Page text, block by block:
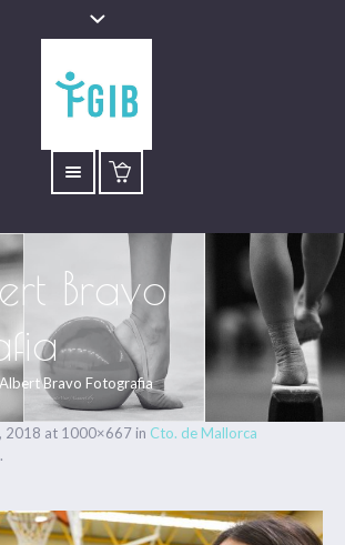
Bravo
Bravo Fotografia
2018 at 1000×667 in Cto. de Mallorca
.